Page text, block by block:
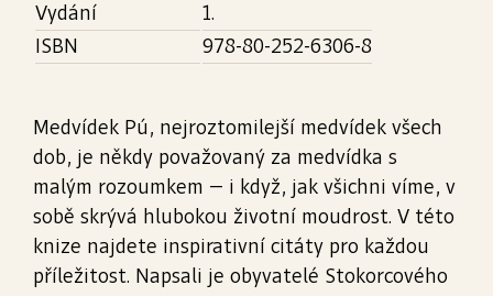
Vydání
1.
ISBN
978-80-252-6306-8
Medvídek Pú, nejroztomilejší medvídek všech
dob, je někdy považovaný za medvídka s
malým rozoumkem – i když, jak všichni víme, v
sobě skrývá hlubokou životní moudrost. V této
knize najdete inspirativní citáty pro každou
příležitost. Napsali je obyvatelé Stokorcového